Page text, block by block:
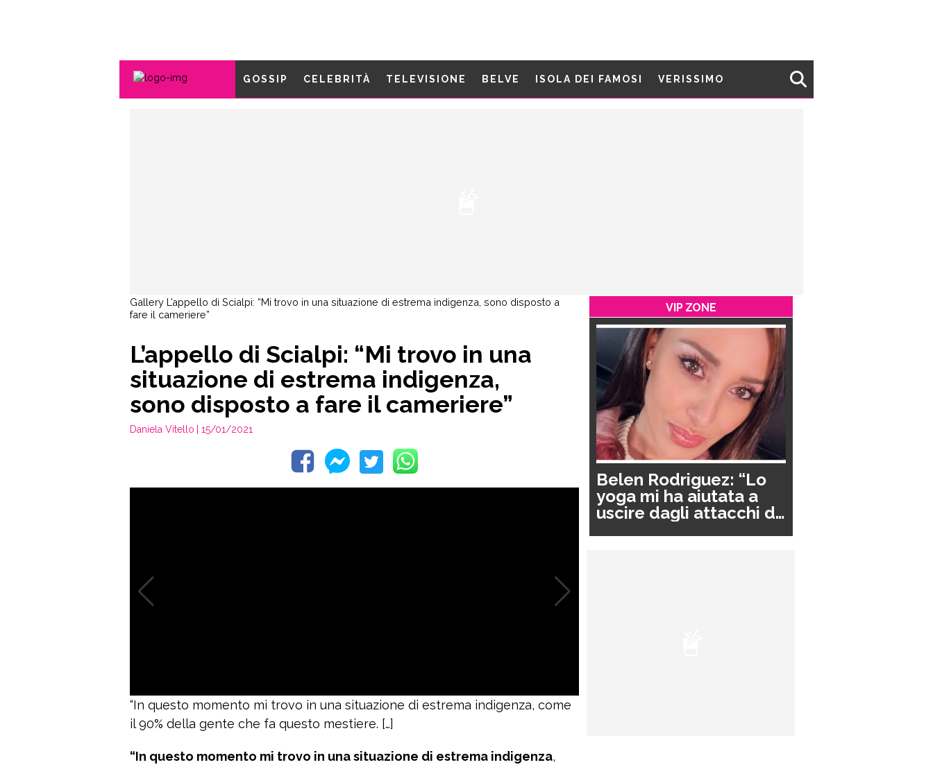
GOSSIP CELEBRITÀ TELEVISIONE BELVE ISOLA DEI FAMOSI VERISSIMO
Gallery L’appello di Scialpi: “Mi trovo in una situazione di estrema indigenza, sono disposto a
fare il cameriere”
L’appello di Scialpi: “Mi trovo in una
situazione di estrema indigenza,
sono disposto a fare il cameriere”
Daniela Vitello | 15/01/2021
“In questo momento mi trovo in una situazione di estrema indigenza, come
il 90% della gente che fa questo mestiere. […]
“In questo momento mi trovo in una situazione di estrema indigenza,
VIP ZONE
Belen Rodriguez: “Lo
yoga mi ha aiutata a
uscire dagli attacchi di